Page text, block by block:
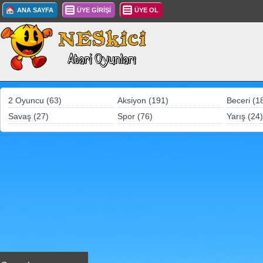
ANA SAYFA ÜYE GİRİŞİ ÜYE OL
2 Oyuncu (63) Aksiyon (191)
Beceri
Savaş (27)
Spor (76) Yarış (24)